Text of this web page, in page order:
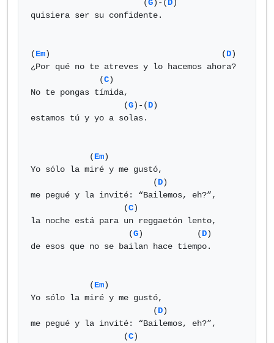
                       (
G)-( D)
quisiera ser su confidente.
(Em)                                   (D)
¿Por qué no te atreves y lo hacemos ahora?
              (
C)
No te pongas tímida,
                   (
G)-(D)
estamos tú y yo a solas.
            (
Em)
Yo sólo la miré y me gustó,
                         (
D)
me pegué y la invité: “Bailemos, eh?”,
                   (
C)
la noche está para un reggaetón lento,
                    (
G)           (D)
de esos que no se bailan hace tiempo.
            (
Em)
Yo sólo la miré y me gustó,
                         (
D)
me pegué y la invité: “Bailemos, eh?”,
                   (
C)